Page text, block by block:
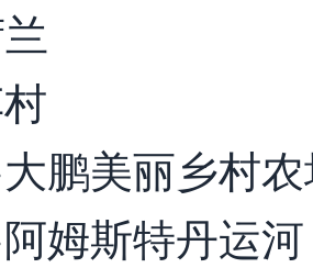
鹏美丽乡村
姆斯特丹运河